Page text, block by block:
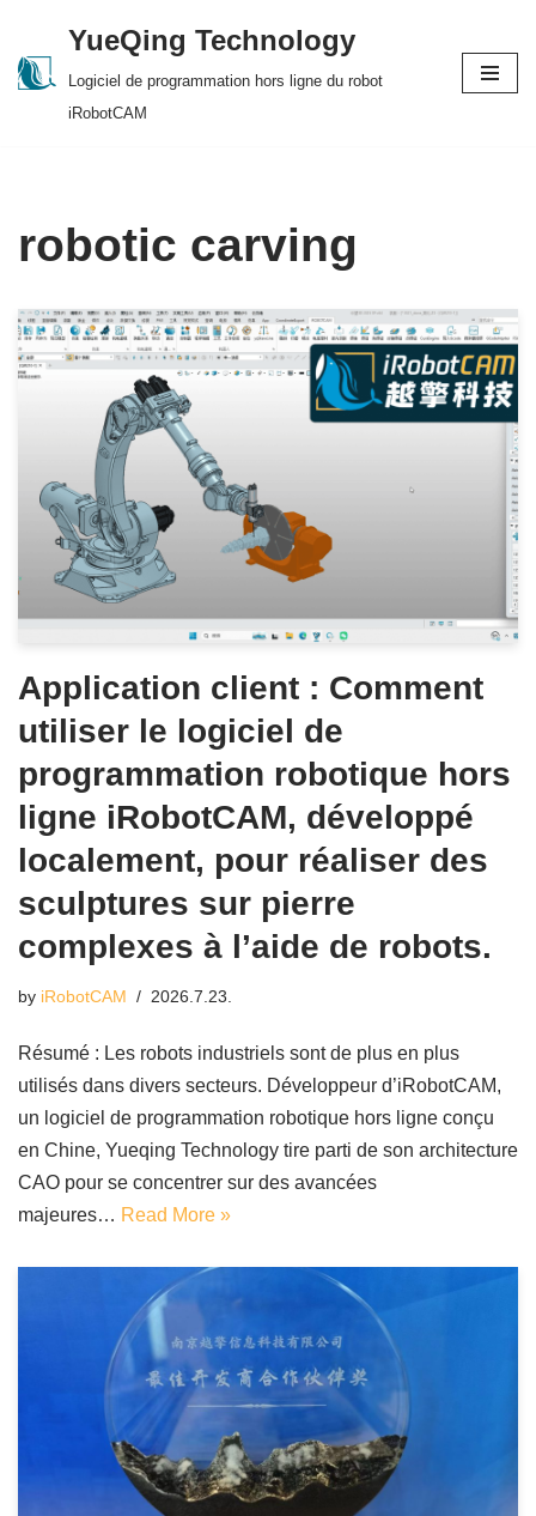
Skip
YueQing Technology
Logiciel de programmation hors ligne du robot
iRobotCAM
robotic carving
Application client : Comment
utiliser le logiciel de
programmation robotique hors
ligne iRobotCAM, développé
localement, pour réaliser des
sculptures sur pierre
complexes à l’aide de robots.
by iRobotCAM 2026.7.23.
Résumé : Les robots industriels sont de plus en plus
utilisés dans divers secteurs. Développeur d’iRobotCAM,
un logiciel de programmation robotique hors ligne conçu
en Chine, Yueqing Technology tire parti de son architecture
CAO pour se concentrer sur des avancées
majeures… Read More »